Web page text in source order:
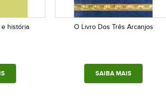
e história O Livro Dos Três Arcanjos
SAIBA MAIS